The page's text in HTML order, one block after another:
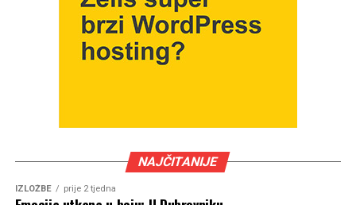
NAJČITANIJE
IZLOŽBE prije 2 tjedna